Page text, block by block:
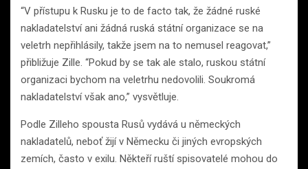
“V přístupu k Rusku je to de facto tak, že žádné ruské
nakladatelství ani žádná ruská státní organizace se na
veletrh nepřihlásily, takže jsem na to nemusel reagovat,”
přibližuje Zille. “Pokud by se tak ale stalo, ruskou státní
organizaci bychom na veletrhu nedovolili. Soukromá
nakladatelství však ano,” vysvětluje.
Podle Zilleho spousta Rusů vydává u německých
nakladatelů, neboť žijí v Německu či jiných evropských
zemích, často v exilu. Někteří ruští spisovatelé mohou do